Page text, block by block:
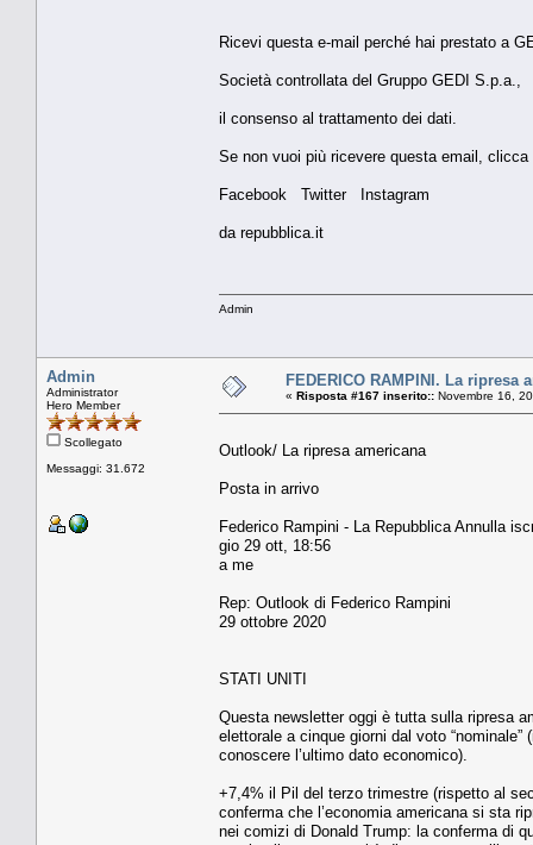
Ricevi questa e-mail perché hai prestato a
Società controllata del Gruppo GEDI S.p.a.,
il consenso al trattamento dei dati.
Se non vuoi più ricevere questa email, clicca
Facebook Twitter Instagram
da repubblica.it
Admin
Admin
Administrator
Hero Member
Scollegato
Messaggi: 31.672
FEDERICO RAMPINI. La ripresa
« Risposta #167 inserito:: Novembre 16,
Outlook/ La ripresa americana
Posta in arrivo
Federico Rampini - La Repubblica Annulla
gio 29 ott, 18:56
a me
Rep: Outlook di Federico Rampini
29 ottobre 2020
STATI UNITI
Questa newsletter oggi è tutta sulla ripresa
elettorale a cinque giorni dal voto
conoscere l’ultimo dato economico).
+7,4% il Pil del terzo trimestre (rispetto al
conferma che l’economia americana si sta
nei comizi di Donald Trump: la conferma di